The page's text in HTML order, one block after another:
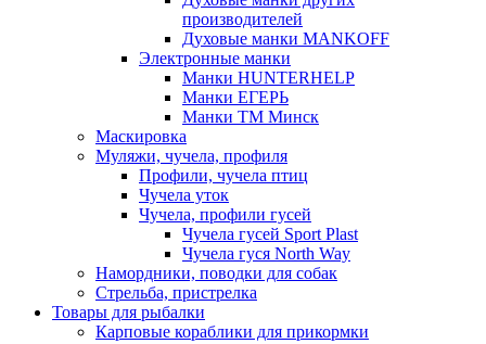
производителей
Духовые манки MANKOFF
Электронные манки
Манки HUNTERHELP
Манки ЕГЕРЬ
Манки ТМ Минск
Маскировка
Муляжи, чучела, профиля
Профили, чучела птиц
Чучела уток
Чучела, профили гусей
Чучела гусей Sport Plast
Чучела гуся North Way
Намордники, поводки для собак
Стрельба, пристрелка
Товары для рыбалки
Карповые кораблики для прикормки